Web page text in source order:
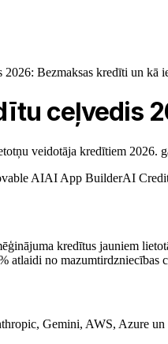
Bezmaksas kredīti un kā
ceļvedis
veidotāja kredītiem 2026.
AIAI App BuilderAI
kredītus jauniem
atlaidi no mazumtirdzniecības
Gemini, AWS, Azure un